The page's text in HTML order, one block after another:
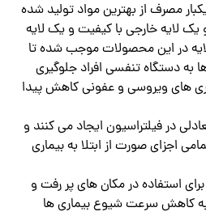
مصرف از بهترین مواد تولید شده
یک لایه خارجی با کیفیت و یک لایه
در این محصولات موجب شده تا
به دستگاه تنفسی افراد جلوگیری
های ویروسی و عفونی کاهش پیدا
در فیلتراسیون ایجاد می کنند و
اجزای صورت از ابتلا به بیماری
استفاده در مکان های پر رفت و
کاهش سرعت شیوع بیماری ها